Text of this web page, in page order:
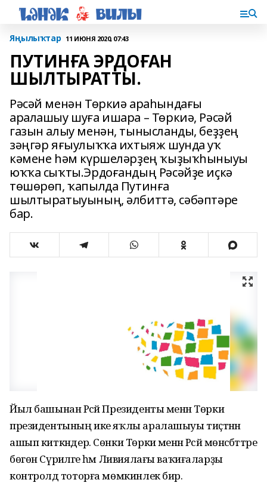
Яңылыҡтар 11 ИЮНЯ 2020, 07:43
ПУТИНҒА ЭРДОҒАН
ШЫЛТЫРАТТЫ.
Рәсәй менән Төркиә араһындағы
аралашыу шуға ишара – Төркиә, Рәсәй
газын алыу менән, тынысланды, беҙҙең
зәңгәр яғыулыҡҡа ихтыяж шунда уҡ
кәмене һәм күршеләрҙең ҡыҙыҡһыныуы
юҡҡа сыҡты.Эрдоғандың Рәсәйҙе иҫкә
төшөрөп, ҡапылда Путинға
шылтыратыуының, әлбиттә, сәбәптәре
бар.
Йыл башынан Рәсәй Президенты менән Төркиә
президентының ике яҡлы аралашыуы тиҫтәнән
ашып киткәндер. Сөнки Төркиә менән Рәсәй мөнәсәбәттәре
бөгөн Сүриәләге һәм Ливиялағы ваҡиғаларҙы
контролдә тоторға мөмкинлек бирә.